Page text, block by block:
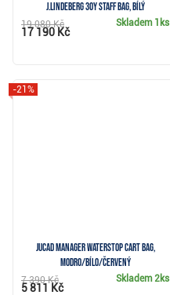
J.Lindeberg 30Y Staff Bag, bílý
Skladem 1ks
19 080 Kč
17 190 Kč
JuCad Manager Waterstop cart bag,
modro/bílo/červený
-21%
Skladem 2ks
7 390 Kč
5 811 Kč